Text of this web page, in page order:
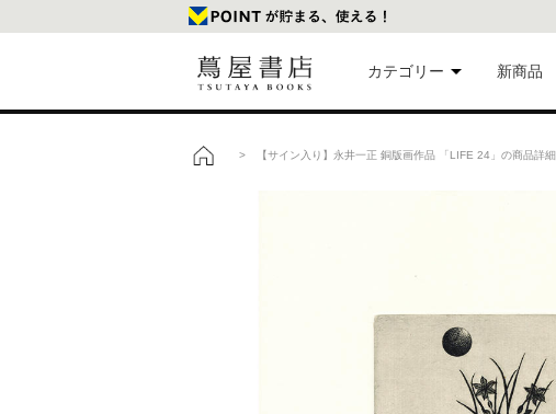
カテゴリー
美術品
文具
新商品
> 【サイン入り】永井一正 銅版画作品 「LIFE 24」の商品詳細